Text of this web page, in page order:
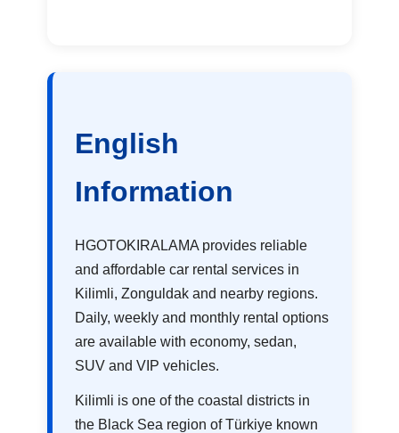
English
Information
HGOTOKIRALAMA provides reliable
and affordable car rental services in
Kilimli, Zonguldak and nearby regions.
Daily, weekly and monthly rental options
are available with economy, sedan,
SUV and VIP vehicles.
Kilimli is one of the coastal districts in
the Black Sea region of Türkiye known